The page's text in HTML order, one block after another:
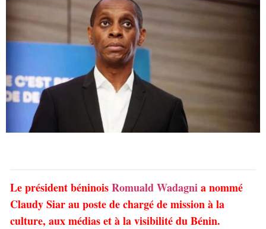
Le président béninoisRomuald Wadagnia nommé
Claudy Siar au poste de chargé de mission à la
culture, aux médias et à la visibilité du Bénin.